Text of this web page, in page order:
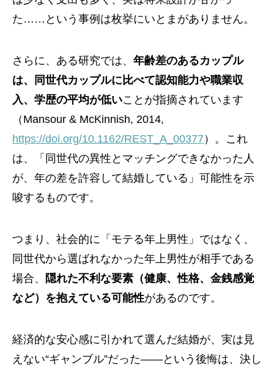
た……という事例は枚挙にいとまがありません。
さらに、ある研究では、 年齢差のあるカップル
は、同世代カップルに比べて認知能力や職業収
入、学歴の平均が低いことが指摘されています
（Mansour & McKinnish, 2014,
https://doi.org/10.1162/REST_A_00377 ）。これ
は、「同世代の異性とマッチングできなかった人
が、年の差を許容して結婚している」可能性を示
唆するものです。
つまり、社会的に「モテる年上男性」ではなく、
同世代から選ばれなかった年上男性が相手である
場合、 隠れた不利な要素（健康、性格、金銭感覚
など）を抱えている可能性があるのです。
経済的な安心感に引かれて選んだ結婚が、実は見
えない“ギャンブル”だった――という後悔は、決し